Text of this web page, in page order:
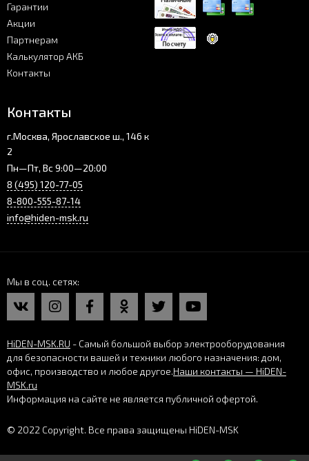
Гарантии
Акции
Партнерам
Калькулятор АКБ
Контакты
Контакты
г.Москва, Ярославское ш., 146 к
2
Пн—Пт, Вс 9:00—20:00
8 (495) 120-77-05
8-800-555-87-14
info@hiden-msk.ru
Мы в соц. сетях
HiDEN-MSK.RU - Самый большой выбор электрооборудования
для безопасности вашей и техники любого назначения: дом,
офис, производство и любое другое.Наши контакты — HiDEN-
MSK.ru
Информация на сайте не является публичной офертой.
© 2022 Copyright. Все права защищены HiDEN-MSK